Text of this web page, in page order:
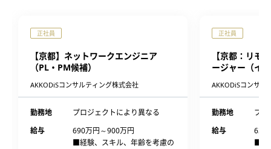
正社員
【京都】ネットワークエンジニア
（PL・PM候補）
AKKODiSコンサルティング株式会社
勤務地
プロジェクトにより異なる
給与
690万円～900万円
■経験、スキル、年齢を考慮の
正社員
【京都：リモ
ージャー（イ
AKKODiSコンサル
勤務地
プロ
給与
630
■経